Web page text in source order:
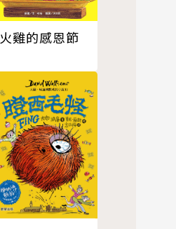
火雞的感恩節